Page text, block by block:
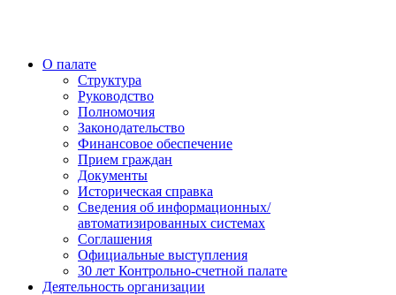
О палате
Структура
Руководство
Полномочия
Законодательство
Финансовое обеспечение
Прием граждан
Документы
Историческая справка
Сведения об информационных/
автоматизированных системах
Соглашения
Официальные выступления
30 лет Контрольно-счетной палате
Деятельность организации